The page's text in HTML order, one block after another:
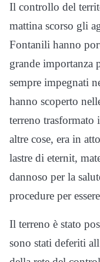
Il controllo del
mattina scorso gli
Fontanili hanno
grande importanza
sempre impegnati
hanno scoperto
terreno
altre cose, era in
lastre di eternit,
dannoso per la
procedure per
Il terreno è stato
sono stati deferiti